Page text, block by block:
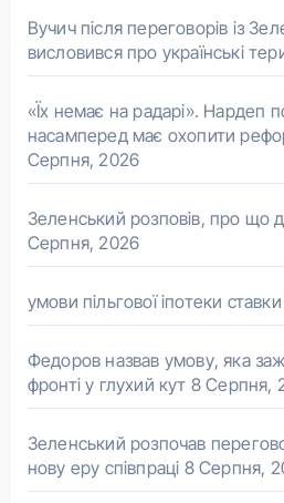
Вучич після переговорів із
висловився про українські
«Їх немає на радарі». Нардеп
насамперед має охопити
Серпня, 2026
Зеленський розповів, про що
Серпня, 2026
умови пільгової іпотеки ставки
Федоров назвав умову, яка
фронті у глухий кут 8 Серпня,
Зеленський розпочав
нову еру співпраці 8 Серпня,